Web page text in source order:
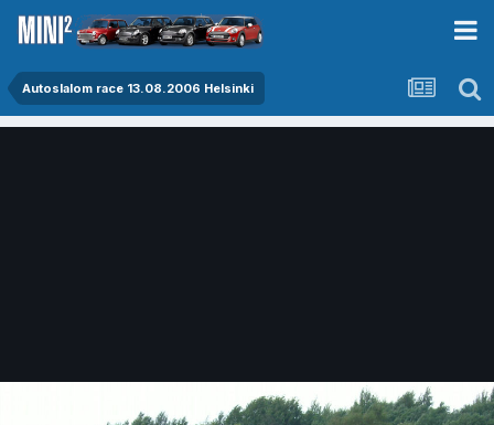
Autoslalom race 13.08.2006 Helsinki